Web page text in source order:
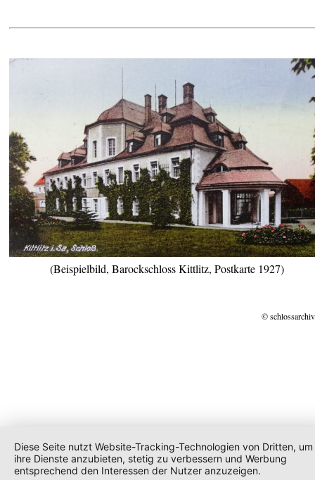
(Beispielbild, Barockschloss Kittlitz, Postkarte 1927)
©
Diese Seite nutzt Website-Tracking-Technologien von Dritten, um
ihre Dienste anzubieten, stetig zu verbessern und Werbung
entsprechend den Interessen der Nutzer anzuzeigen.